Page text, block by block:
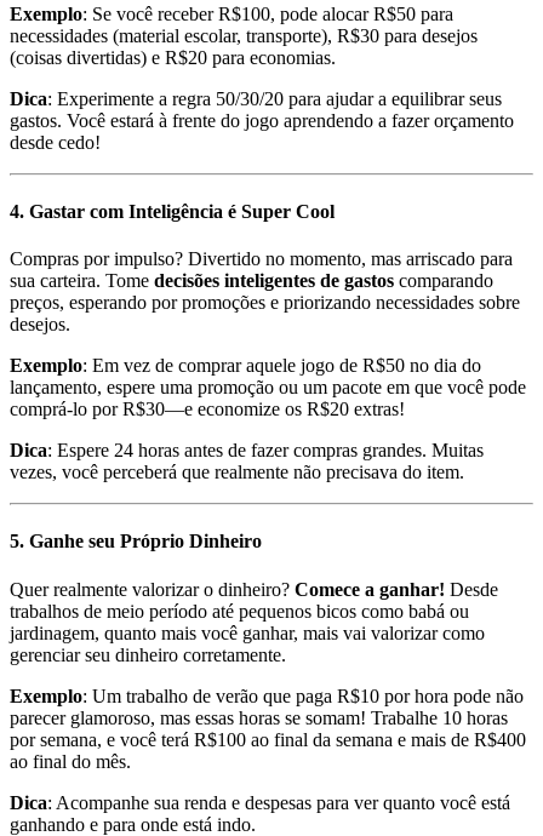
Exemplo: Se você receber R$100, pode alocar R$50 para
necessidades (material escolar, transporte), R$30 para desejos
(coisas divertidas) e R$20 para economias.
Dica: Experimente a regra 50/30/20 para ajudar a equilibrar seus
gastos. Você estará à frente do jogo aprendendo a fazer orçamento
desde cedo!
4. Gastar com Inteligência é Super Cool
Compras por impulso? Divertido no momento, mas arriscado para
sua carteira. Tome decisões inteligentes de gastos comparando
preços, esperando por promoções e priorizando necessidades sobre
desejos.
Exemplo: Em vez de comprar aquele jogo de R$50 no dia do
lançamento, espere uma promoção ou um pacote em que você pode
comprá-lo por R$30—e economize os R$20 extras!
Dica: Espere 24 horas antes de fazer compras grandes. Muitas
vezes, você perceberá que realmente não precisava do item.
5. Ganhe seu Próprio Dinheiro
Quer realmente valorizar o dinheiro? Comece a ganhar! Desde
trabalhos de meio período até pequenos bicos como babá ou
jardinagem, quanto mais você ganhar, mais vai valorizar como
gerenciar seu dinheiro corretamente.
Exemplo: Um trabalho de verão que paga R$10 por hora pode não
parecer glamoroso, mas essas horas se somam! Trabalhe 10 horas
por semana, e você terá R$100 ao final da semana e mais de R$400
ao final do mês.
Dica: Acompanhe sua renda e despesas para ver quanto você está
ganhando e para onde está indo.